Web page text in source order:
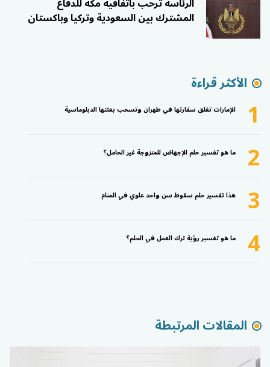
المشترك بين السعودية وتركيا وباكستان
الأكثر قراءة
1 الإمارات تغلق سفارتها في طهران وتسحب بعثتها الدبلوماسية
2 ما هو تفسير حلم الإجهاض للمتزوجة غير الحامل؟
3 هذا تفسير حلم سقوط سن واحد علوي في المنام
4 ما هو تفسير رؤية ترك العمل في الحلم؟
المقالات المرتبطة